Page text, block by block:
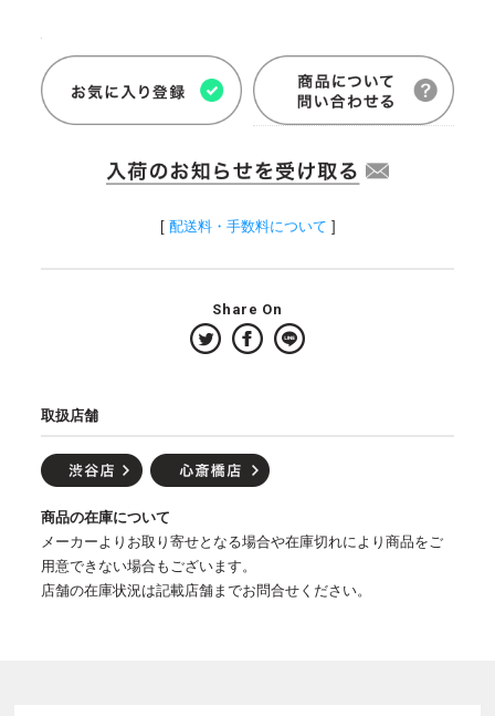
[ 配送料・手数料について ]
Share On
取扱店舗
商品の在庫について
メーカーよりお取り寄せとなる場合や在庫切れにより商品をご
用意できない場合もございます。
店舗の在庫状況は記載店舗までお問合せください。